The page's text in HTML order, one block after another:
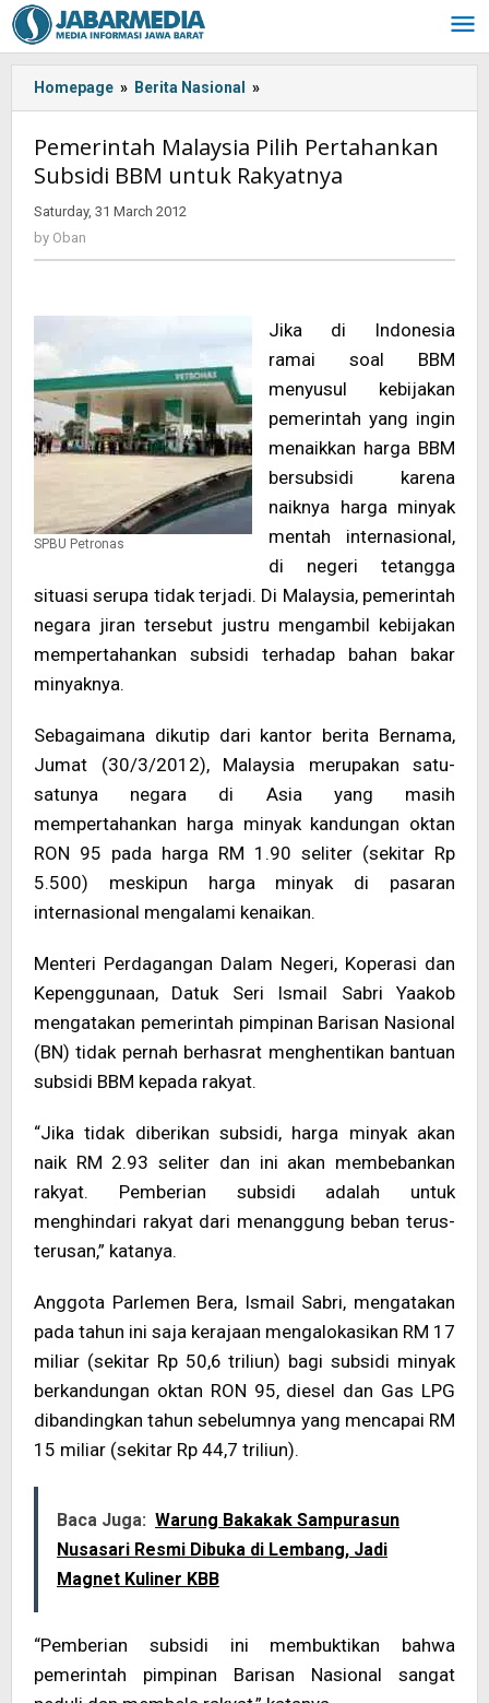
Skip
to
content
Homepage » Berita Nasional »
Malaysia
Pertahankan
Subsidi
>
Pemerintah Malaysia Pilih Pertahankan
Subsidi BBM untuk Rakyatnya
Saturday, 31 March 2012
by Oban
SPBU Petronas
Jika di Indonesia
ramai soal BBM
menyusul kebijakan
pemerintah yang ingin
menaikkan harga BBM
bersubsidi karena
naiknya harga minyak
mentah internasional,
di negeri tetangga
situasi serupa tidak terjadi. Di Malaysia, pemerintah
negara jiran tersebut justru mengambil kebijakan
mempertahankan subsidi terhadap bahan bakar
minyaknya.
Sebagaimana dikutip dari kantor berita Bernama,
Jumat (30/3/2012), Malaysia merupakan satu-
satunya negara di Asia yang masih
mempertahankan harga minyak kandungan oktan
RON 95 pada harga RM 1.90 seliter (sekitar Rp
5.500) meskipun harga minyak di pasaran
internasional mengalami kenaikan.
Menteri Perdagangan Dalam Negeri, Koperasi dan
Kepenggunaan, Datuk Seri Ismail Sabri Yaakob
mengatakan pemerintah pimpinan Barisan Nasional
(BN) tidak pernah berhasrat menghentikan bantuan
subsidi BBM kepada rakyat.
“Jika tidak diberikan subsidi, harga minyak akan
naik RM 2.93 seliter dan ini akan membebankan
rakyat. Pemberian subsidi adalah untuk
menghindari rakyat dari menanggung beban terus-
terusan,” katanya.
Anggota Parlemen Bera, Ismail Sabri, mengatakan
pada tahun ini saja kerajaan mengalokasikan RM 17
miliar (sekitar Rp 50,6 triliun) bagi subsidi minyak
berkandungan oktan RON 95, diesel dan Gas LPG
dibandingkan tahun sebelumnya yang mencapai RM
15 miliar (sekitar Rp 44,7 triliun).
Baca Juga: Warung Bakakak Sampurasun
Nusasari Resmi Dibuka di Lembang, Jadi
Magnet Kuliner KBB
“Pemberian subsidi ini membuktikan bahwa
pemerintah pimpinan Barisan Nasional sangat